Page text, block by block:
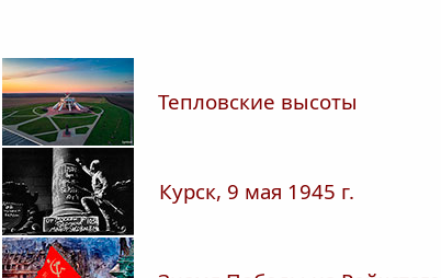
Тепловские высоты
Курск, 9 мая 1945 г.